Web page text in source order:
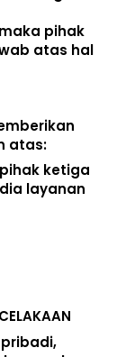
pihak
atas hal
atas:
ketiga
layanan